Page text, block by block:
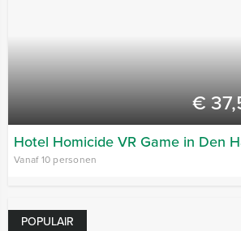
€
Hotel Homicide VR Game in Den
Vanaf 10 personen
POPULAIR